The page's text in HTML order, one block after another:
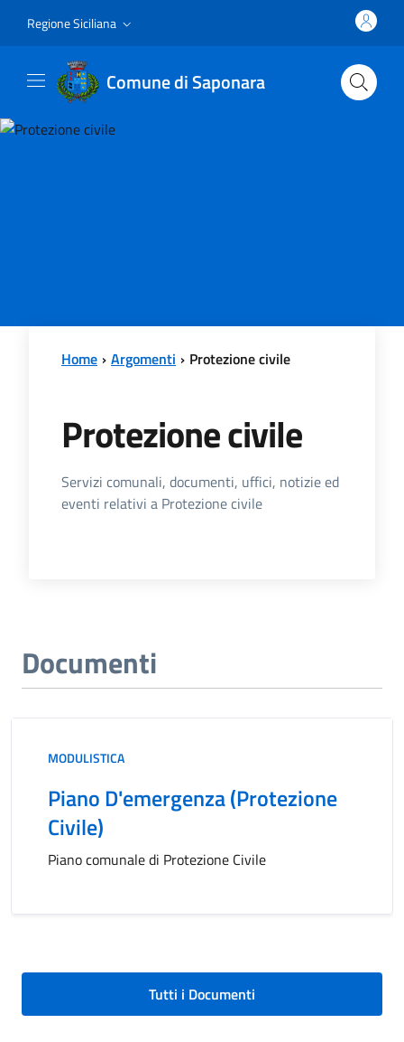
Regione Siciliana
Comune di Saponara
Home Argomenti Protezione civile
Protezione civile
Dettagli dell'Argomento
Servizi comunali, documenti, uffici, notizie ed
eventi relativi a Protezione civile
Documenti
MODULISTICA
Piano D'emergenza (Protezione
Civile)
Piano comunale di Protezione Civile
Tutti i Documenti